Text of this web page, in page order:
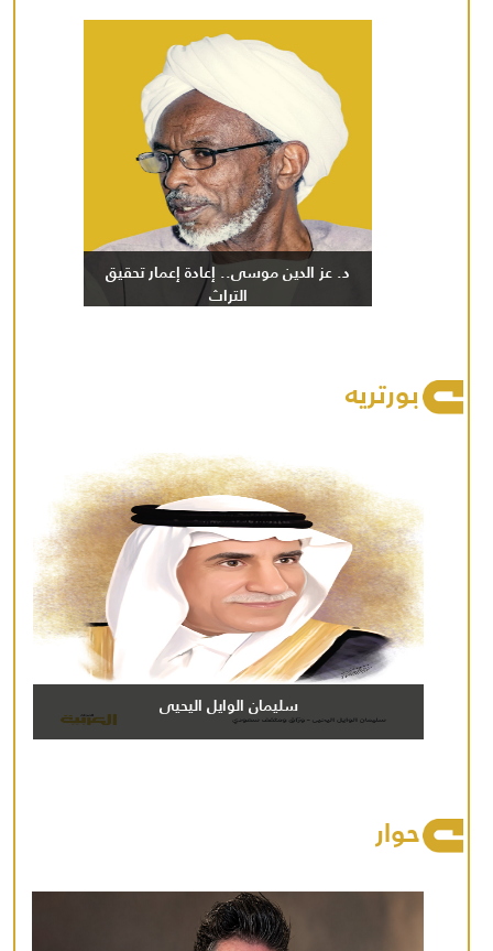
د. عز الدين موسى.. إعادة إعمار تحقيق
التراث
بورتريه
سليمان الوايل اليحيى
حوار